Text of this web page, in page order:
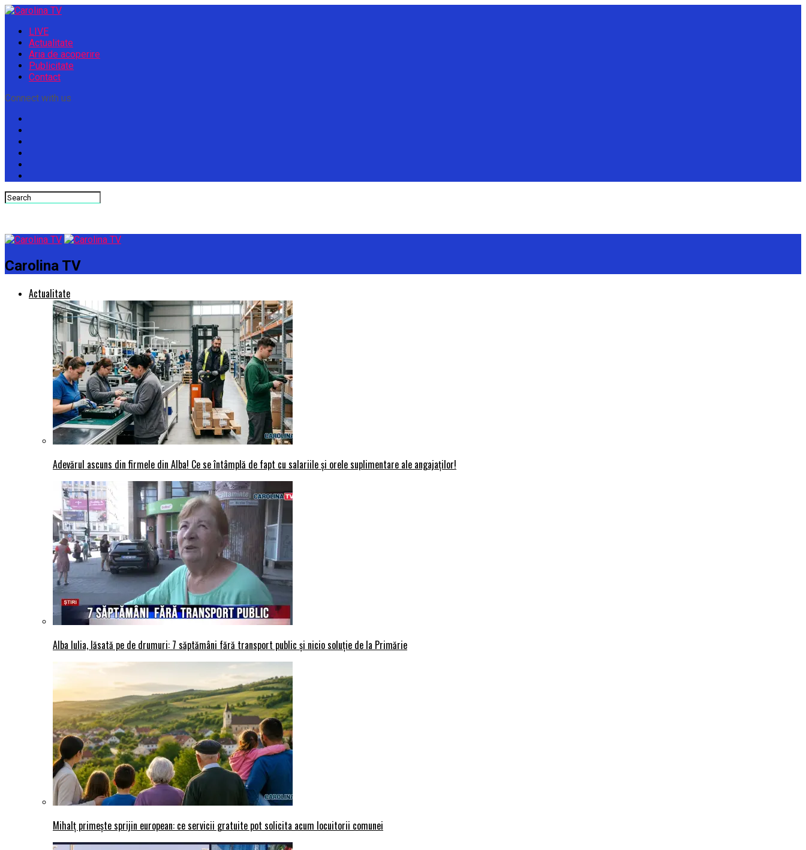
LIVE
Actualitate
Aria de acoperire
Publicitate
Contact
Connect with us
Carolina TV
Actualitate
Adevărul ascuns din firmele din Alba! Ce se întâmplă de fapt cu salariile și orele suplimentare ale angajaților!
Alba Iulia, lăsată pe de drumuri: 7 săptămâni fără transport public și nicio soluție de la Primărie
Mihalț primește sprijin european: ce servicii gratuite pot solicita acum locuitorii comunei